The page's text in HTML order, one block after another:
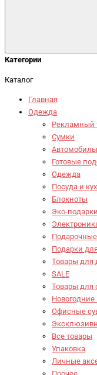
Категории
Каталог
Главная
Одежда
Рекламный
Сумки
Готовые
Одежда
Посуда и
Блокноты
Эко-подарки
Подарки
Товары для
SALE
Товары для
Новогодние
Офисные
Все товары
Упаковка
Личные